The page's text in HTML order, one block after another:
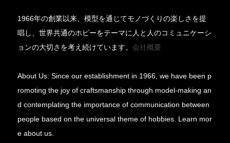
1966年の創業以来、模型を通じてモノづくりの楽しさを提
唱し、世界共通のホビーをテーマに人と人のコミュニケーシ
ョンの大切さを考え続けています。会社概要
About Us: Since our establishment in 1966, we have been p
romoting the joy of craftsmanship through model-making an
d contemplating the importance of communication between
people based on the universal theme of hobbies. Learn mor
e about us.